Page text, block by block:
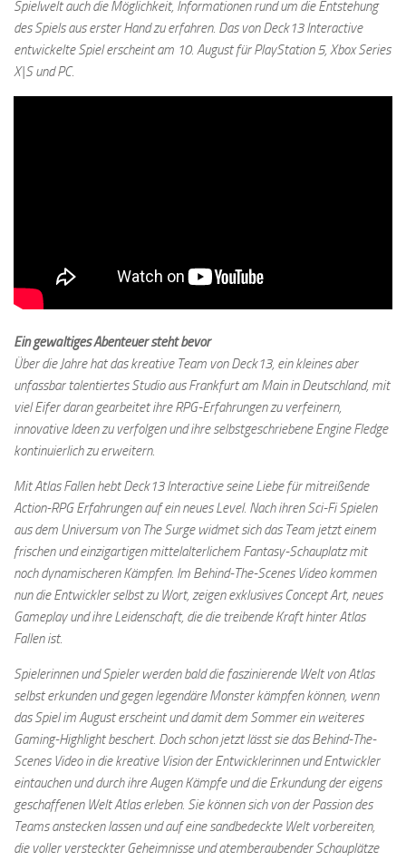
Spielwelt auch die Möglichkeit, Informationen rund um die Entstehung
des Spiels aus erster Hand zu erfahren. Das von Deck13 Interactive
entwickelte Spiel erscheint am 10. August für PlayStation 5, Xbox Series
X|S und PC.
Ein gewaltiges Abenteuer steht bevor
Über die Jahre hat das kreative Team von Deck13, ein kleines aber
unfassbar talentiertes Studio aus Frankfurt am Main in Deutschland, mit
viel Eifer daran gearbeitet ihre RPG-Erfahrungen zu verfeinern,
innovative Ideen zu verfolgen und ihre selbstgeschriebene Engine Fledge
kontinuierlich zu erweitern.
Mit Atlas Fallen hebt Deck13 Interactive seine Liebe für mitreißende
Action-RPG Erfahrungen auf ein neues Level. Nach ihren Sci-Fi Spielen
aus dem Universum von The Surge widmet sich das Team jetzt einem
frischen und einzigartigen mittelalterlichem Fantasy-Schauplatz mit
noch dynamischeren Kämpfen. Im Behind-The-Scenes Video kommen
nun die Entwickler selbst zu Wort, zeigen exklusives Concept Art, neues
Gameplay und ihre Leidenschaft, die die treibende Kraft hinter Atlas
Fallen ist.
Spielerinnen und Spieler werden bald die faszinierende Welt von Atlas
selbst erkunden und gegen legendäre Monster kämpfen können, wenn
das Spiel im August erscheint und damit dem Sommer ein weiteres
Gaming-Highlight beschert. Doch schon jetzt lässt sie das Behind-The-
Scenes Video in die kreative Vision der Entwicklerinnen und Entwickler
eintauchen und durch ihre Augen Kämpfe und die Erkundung der eigens
geschaffenen Welt Atlas erleben. Sie können sich von der Passion des
Teams anstecken lassen und auf eine sandbedeckte Welt vorbereiten,
die voller versteckter Geheimnisse und atemberaubender Schauplätze